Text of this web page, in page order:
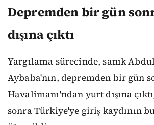
Depremden bir gün
dışına çıktı
Yargılama sürecinde, sanık
Aybaba'nın, depremden bir gün
Havalimanı'ndan yurt dışına
sonra Türkiye'ye giriş kaydının